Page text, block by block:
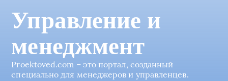
Управление и
менеджмент
Proektoved.com – это портал, созданный
специально для менеджеров и управленцев.